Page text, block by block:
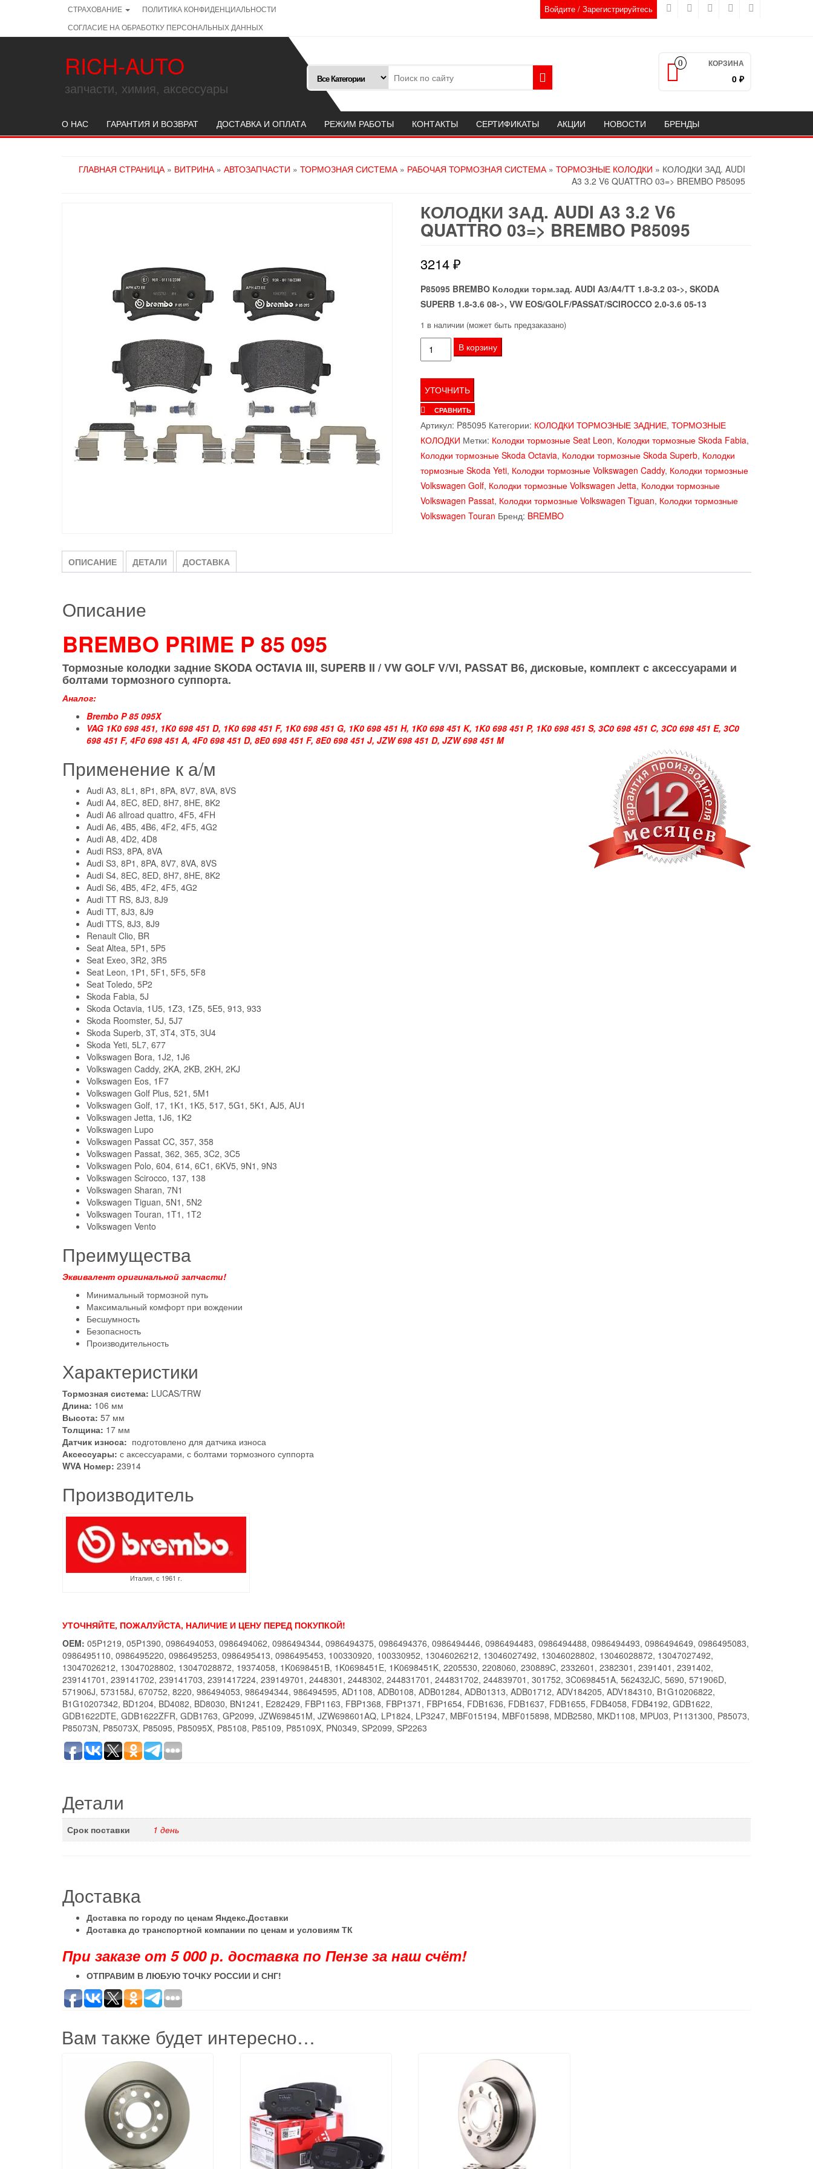
СТРАХОВАНИЕ
ПОЛИТИКА КОНФИДЕНЦИАЛЬНОСТИ
СОГЛАСИЕ НА ОБРАБОТКУ ПЕРСОНАЛЬНЫХ ДАННЫХ
Войдите / Зарегистрируйтесь
RICH-AUTO
запчасти, химия, аксессуары
0 КОРЗИНА
0 ₽
О НАС ГАРАНТИЯ И ВОЗВРАТ ДОСТАВКА И ОПЛАТА РЕЖИМ РАБОТЫ КОНТАКТЫ СЕРТИФИКАТЫ АКЦИИ НОВОСТИ БРЕНДЫ
ГЛАВНАЯ СТРАНИЦА» ВИТРИНА» АВТОЗАПЧАСТИ » ТОРМОЗНАЯ СИСТЕМА» РАБОЧАЯ ТОРМОЗНАЯ СИСТЕМА» ТОРМОЗНЫЕ КОЛОДКИ » КОЛОДКИ ЗАД. AUDI
A3 3.2 V6 QUATTRO 03=> BREMBO P85095
КОЛОДКИ ЗАД. AUDI A3 3.2 V6
QUATTRO 03=> BREMBO P85095
3214₽
P85095 BREMBO Колодки торм.зад. AUDI A3/A4/TT 1.8-3.2 03->, SKODA
SUPERB 1.8-3.6 08->, VW EOS/GOLF/PASSAT/SCIROCCO 2.0-3.6 05-13
1 в наличии (может быть предзаказано)
Количество
товара
зад.
AUDI
A3
3.2
V6
03=>
BREMBO
P85095
В корзину
СРАВНИТЬ
Артикул: P85095 Категории: КОЛОДКИ ТОРМОЗНЫЕ ЗАДНИЕ, ТОРМОЗНЫЕ
КОЛОДКИ Метки: Колодки тормозные Seat Leon, Колодки тормозные Skoda Fabia,
Колодки тормозные Skoda Octavia, Колодки тормозные Skoda Superb, Колодки
тормозные Skoda Yeti, Колодки тормозные Volkswagen Caddy, Колодки тормозные
Volkswagen Golf, Колодки тормозные Volkswagen Jetta, Колодки тормозные
Volkswagen Passat, Колодки тормозные Volkswagen Tiguan, Колодки тормозные
Volkswagen Touran Бренд: BREMBO
ОПИСАНИЕ ДЕТАЛИ ДОСТАВКА
Описание
BREMBO PRIME P 85 095
Тормозные колодки задние SKODA OCTAVIA III, SUPERB II / VW GOLF V/VI, PASSAT B6, дисковые, комплект c аксессуарами и
болтами тормозного суппорта.
Аналог:
Brembo P 85 095X
VAG 1K0 698 451, 1K0 698 451 D, 1K0 698 451 F, 1K0 698 451 G, 1K0 698 451 H, 1K0 698 451 K, 1K0 698 451 P, 1K0 698 451 S, 3C0 698 451 C, 3C0 698 451 E, 3C0
698 451 F, 4F0 698 451 A, 4F0 698 451 D, 8E0 698 451 F, 8E0 698 451 J, JZW 698 451 D, JZW 698 451 M
Применение к а/м
Audi A3, 8L1, 8P1, 8PA, 8V7, 8VA, 8VS
Audi A4, 8EC, 8ED, 8H7, 8HE, 8K2
Audi A6 allroad quattro, 4F5, 4FH
Audi A6, 4B5, 4B6, 4F2, 4F5, 4G2
Audi A8, 4D2, 4D8
Audi RS3, 8PA, 8VA
Audi S3, 8P1, 8PA, 8V7, 8VA, 8VS
Audi S4, 8EC, 8ED, 8H7, 8HE, 8K2
Audi S6, 4B5, 4F2, 4F5, 4G2
Audi TT RS, 8J3, 8J9
Audi TT, 8J3, 8J9
Audi TTS, 8J3, 8J9
Renault Clio, BR
Seat Altea, 5P1, 5P5
Seat Exeo, 3R2, 3R5
Seat Leon, 1P1, 5F1, 5F5, 5F8
Seat Toledo, 5P2
Skoda Fabia, 5J
Skoda Octavia, 1U5, 1Z3, 1Z5, 5E5, 913, 933
Skoda Roomster, 5J, 5J7
Skoda Superb, 3T, 3T4, 3T5, 3U4
Skoda Yeti, 5L7, 677
Volkswagen Bora, 1J2, 1J6
Volkswagen Caddy, 2KA, 2KB, 2KH, 2KJ
Volkswagen Eos, 1F7
Volkswagen Golf Plus, 521, 5M1
Volkswagen Golf, 17, 1K1, 1K5, 517, 5G1, 5K1, AJ5, AU1
Volkswagen Jetta, 1J6, 1K2
Volkswagen Lupo
Volkswagen Passat CC, 357, 358
Volkswagen Passat, 362, 365, 3C2, 3C5
Volkswagen Polo, 604, 614, 6C1, 6KV5, 9N1, 9N3
Volkswagen Scirocco, 137, 138
Volkswagen Sharan, 7N1
Volkswagen Tiguan, 5N1, 5N2
Volkswagen Touran, 1T1, 1T2
Volkswagen Vento
Преимущества
Эквивалент оригинальной запчасти!
Минимальный тормозной путь
Максимальный комфорт при вождении
Бесшумность
Безопасность
Производительность
Характеристики
Тормозная система: LUCAS/TRW
Длина: 106 мм
Высота: 57 мм
Толщина: 17 мм
Датчик износа: подготовлено для датчика износа
Аксессуары: с аксессуарами, с болтами тормозного суппорта
WVA Номер: 23914
Производитель
Италия, с 1961 г.
УТОЧНЯЙТЕ, ПОЖАЛУЙСТА, НАЛИЧИЕ И ЦЕНУ ПЕРЕД ПОКУПКОЙ!
OEM: 05P1219, 05P1390, 0986494053, 0986494062, 0986494344, 0986494375, 0986494376, 0986494446, 0986494483, 0986494488, 0986494493, 0986494649, 0986495083,
0986495110, 0986495220, 0986495253, 0986495413, 0986495453, 100330920, 100330952, 13046026212, 13046027492, 13046028802, 13046028872, 13047027492,
13047026212, 13047028802, 13047028872, 19374058, 1K0698451B, 1K0698451E, 1K0698451K, 2205530, 2208060, 230889C, 2332601, 2382301, 2391401, 2391402,
239141701, 239141702, 239141703, 2391417224, 239149701, 2448301, 2448302, 244831701, 244831702, 244839701, 301752, 3C0698451A, 562432JC, 5690, 571906D,
571906J, 573158J, 670752, 8220, 986494053, 986494344, 986494595, AD1108, ADB0108, ADB01284, ADB01313, ADB01712, ADV184205, ADV184310, B1G10206822,
B1G10207342, BD1204, BD4082, BD8030, BN1241, E282429, FBP1163, FBP1368, FBP1371, FBP1654, FDB1636, FDB1637, FDB1655, FDB4058, FDB4192, GDB1622,
GDB1622DTE, GDB1622ZFR, GDB1763, GP2099, JZW698451M, JZW698601AQ, LP1824, LP3247, MBF015194, MBF015898, MDB2580, MKD1108, MPU03, P1131300, P85073,
P85073N, P85073X, P85095, P85095X, P85108, P85109, P85109X, PN0349, SP2099, SP2263
Детали
Срок поставки 1 день
Доставка
Доставка по городу по ценам Яндекс.Доставки
Доставка до транспортной компании по ценам и условиям ТК
При заказе от 5 000 р. доставка по Пензе за наш счёт!
ОТПРАВИМ В ЛЮБУЮ ТОЧКУ РОССИИ И СНГ!
Вам также будет интересно…